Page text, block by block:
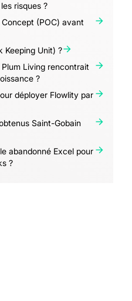
risques ?
(POC) avant
Keeping Unit) ?
Living rencontrait
?
déployer Flowlity par
Saint-Gobain
abandonné Excel pour
?